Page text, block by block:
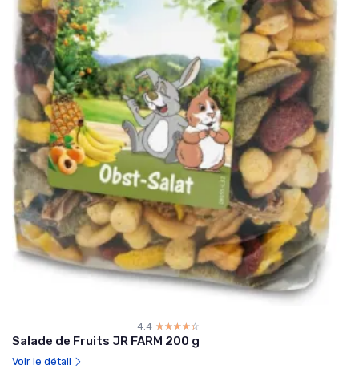
4.4 ☆☆☆☆☆
★★★★★
Salade de Fruits JR FARM 200 g
Voir le détail